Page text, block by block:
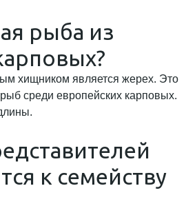
рыба из
хищником является жерех. Это
среди европейских карповых.
к семейству